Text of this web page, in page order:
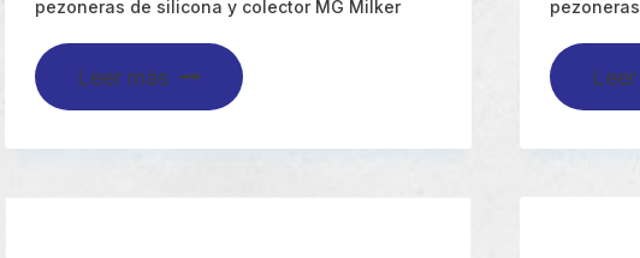
pezoneras de silicona y colector MG Milker
Leer más